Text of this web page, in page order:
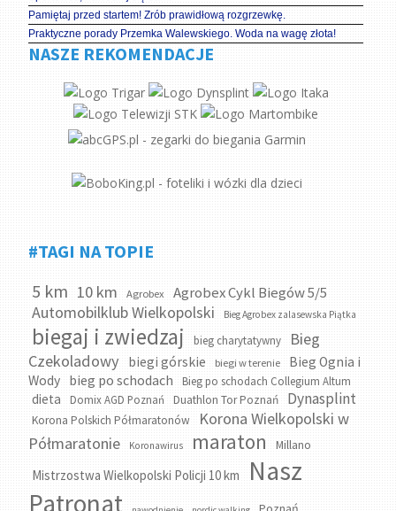
Pamiętaj przed startem! Zrób prawidłową rozgrzewkę.
Praktyczne porady Przemka Walewskiego. Woda na wagę złota!
NASZE REKOMENDACJE
#TAGI NA TOPIE
5 km 10 km Agrobex Agrobex Cykl Biegów 5/5
Automobilklub Wielkopolski Bieg Agrobex zalasewska Piątka
biegaj i zwiedzaj bieg charytatywny
Bieg
Czekoladowy
biegi górskie biegi w terenie
Bieg Ognia i
Wody bieg po schodach Bieg po schodach Collegium Altum
dieta Domix AGD Poznań Duathlon Tor Poznań Dynasplint
Korona Polskich Półmaratonów
Korona Wielkopolski w
Półmaratonie
Koronawirus maraton Millano
Mistrzostwa Wielkopolski Policji 10 km
Nasz
Patronat